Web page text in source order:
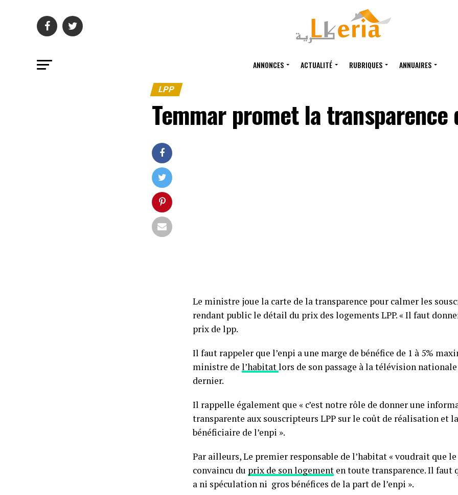
ANNONCES ACTUALITÉ RUBRIQUES ANNUAIRES
LPP
Temmar promet la transparence
Le ministre joue la carte de la transparence pour calmer les
rendant public le détail du prix des logements LPP. « Il faut
prix de lpp.
Il faut rappeler que l’enpi a une marge de bénéfice de 1 à 5%
ministre de l’habitatlors de son passage à la télévision nationale
dernier.
Il rappelle également que « c’est notre rôle de donner une
transparente aux souscripteurs LPP sur le coût de réalisation et
bénéficiaire de l’enpi ».
Par ailleurs, Le premier responsable de l’habitat « voudrait que
convaincu du prix de son logement en toute transparence. Il faut
a ni spéculation ni gros bénéfices de la part de l’enpi ».